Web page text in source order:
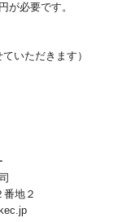
必要です。
だきます）
地２